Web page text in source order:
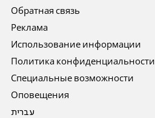
Обратная связь
Реклама
Использование информации
Политика конфиденциальности
Специальные возможности
Оповещения
עברית